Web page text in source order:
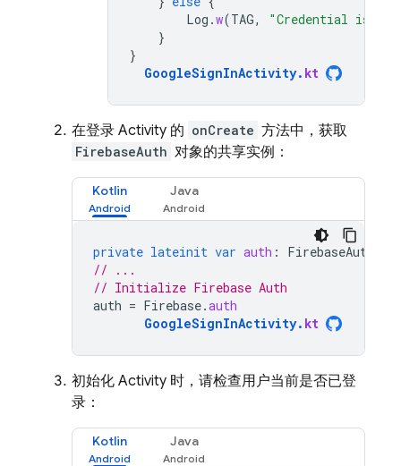
Log .w(TAG,
"Credential is
}
}
GoogleSignInActivity. kt
在登录 Activity 的 onCreate 方法中，获取
FirebaseAuth 对象的共享实例：
Kotlin Java
private lateinit var auth :
FirebaseAuth
// ...
// Initialize Firebase Auth
auth = Firebase.auth
GoogleSignInActivity. kt
初始化 Activity 时，请检查用户当前是否已登
录：
Kotlin Java